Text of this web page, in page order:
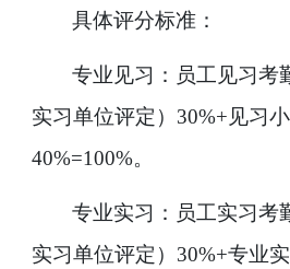
具体评分标准：
专业见习：员工见习考
实习单位评定） 30%+见习
40%=100%。
专业实习：员工实习考
实习单位评定） 30%+专业